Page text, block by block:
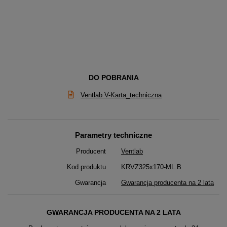
DO POBRANIA
Ventlab V-Karta_techniczna
Parametry techniczne
Producent Ventlab
Kod produktu KRVZ325x170-ML.B
Gwarancja Gwarancja producenta na 2 lata
GWARANCJA PRODUCENTA NA 2 LATA